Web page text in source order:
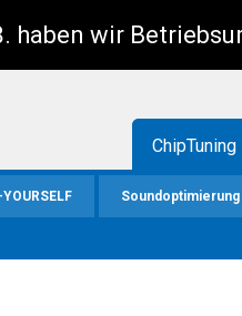
haben wir
ChipTuning
Soundoptimierung